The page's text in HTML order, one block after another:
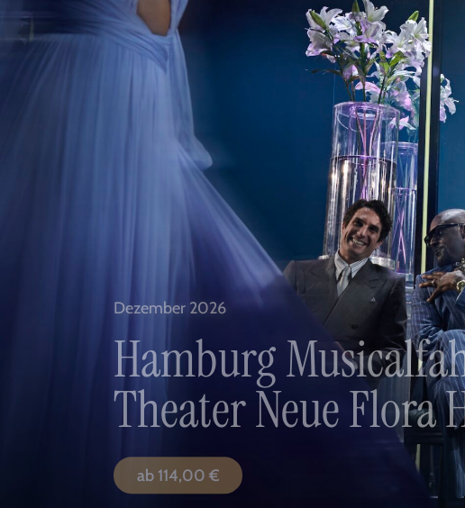
Dezember 2026
Hamburg
Theater Neue Flora
ab 114,00 €